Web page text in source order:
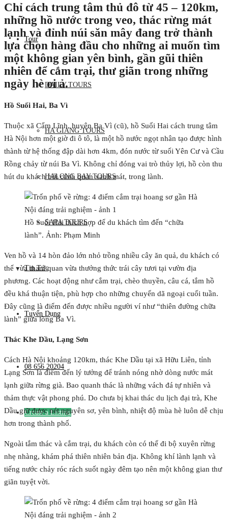
Tour
DAILY TOURS
HA GIANG TOURS
HALONG BAY TOURS
SAPA TOURS
Tin Tức
Tuyển Dụng
08 656 20204
Create a Listing
Chỉ cách trung tâm thủ đô từ 45 – 120km,
những hồ nước trong veo, thác rừng mát
lạnh và đỉnh núi săn mây đang trở thành
lựa chọn hàng đầu cho những ai muốn tìm
một không gian yên bình, gần gũi thiên
nhiên để cắm trại, thư giãn trong những
ngày hè oi ả.
Hồ Suối Hai, Ba Vì
Thuộc xã Cẩm Lĩnh, huyện Ba Vì (cũ), hồ Suối Hai cách trung tâm
Hà Nội hơn một giờ đi ô tô, là một hồ nước ngọt nhân tạo được hình
thành từ hệ thống đập dài hơn 4km, đón nước từ suối Yên Cư và Cầu
Rồng chảy từ núi Ba Vì. Không chỉ đóng vai trò thủy lợi, hồ còn thu
hút du khách bởi cảnh quan xanh mát, trong lành.
Hồ Suối Hai thích hợp để du khách tìm đến “chữa
lành”. Ảnh: Phạm Minh
Ven hồ và 14 hòn đảo lớn nhỏ trồng nhiều cây ăn quả, du khách có
thể vừa tham quan vừa thưởng thức trái cây tươi tại vườn địa
phương. Các hoạt động như cắm trại, chèo thuyền, câu cá, tắm hồ
đều khá thuận tiện, phù hợp cho những chuyến dã ngoại cuối tuần.
Đây cũng là điểm đến được nhiều người ví như “thiên đường chữa
lành” giữa lòng Ba Vì.
Thác Khe Dầu, Lạng Sơn
Cách Hà Nội khoảng 120km, thác Khe Dầu tại xã Hữu Liên, tỉnh
Lạng Sơn là điểm đến lý tưởng để tránh nóng nhờ dòng nước mát
lạnh giữa rừng già. Bao quanh thác là những vách đá tự nhiên và
thảm thực vật phong phú. Do chưa bị khai thác du lịch đại trà, Khe
Dầu giữ được nét nguyên sơ, yên bình, nhiệt độ mùa hè luôn dễ chịu
hơn trong thành phố.
Ngoài tắm thác và cắm trại, du khách còn có thể đi bộ xuyên rừng
nhẹ nhàng, khám phá thiên nhiên bản địa. Không khí lành lạnh và
tiếng nước chảy róc rách suốt ngày đêm tạo nên một không gian thư
giãn tuyệt vời.